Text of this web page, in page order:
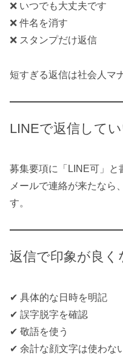
❌ いつでも大丈夫です
❌ 件名を消す
❌ スタンプだけ返信
短すぎる返信は社会人マ
LINEで返信してい
募集要項に「LINE可」と
メールで連絡が来たなら、
す。
返信で印象が良く
✔ 具体的な日時を明記
✔ 誤字脱字を確認
✔ 敬語を使う
✔ 余計な顔文字は使わな